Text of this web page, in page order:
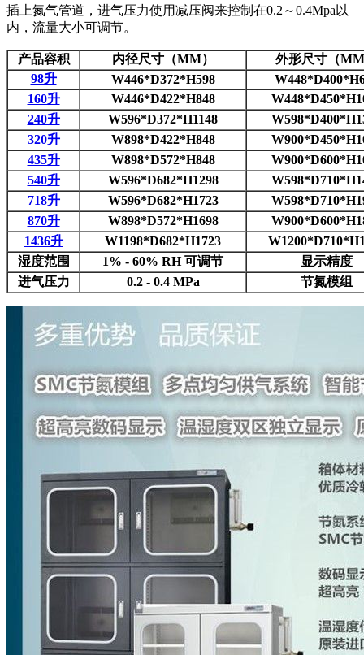
插上氮气管道，进气压力使用减压阀来控制在0.2～0.4Mpa以
内，流量大小可调节。
产品容积 内径尺寸（MM）
外形尺寸（
98升
W446*D372*H598
160升
W446*D422*H848
240升
W596*D372*H1148
320升
W898*D422*H848
435升
W898*D572*H848
540升
W596*D682*H1298
718升
W596*D682*H1723
870升
W898*D572*H1698
1436升
W1198*D682*H1723
湿度范围
1% - 60% RH 可调节
显示精度
进气压力
0.2 - 0.4 MPa 节氮模组